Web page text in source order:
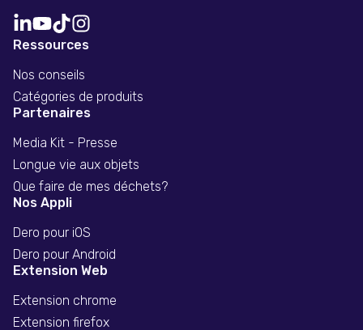
Ressources
Nos conseils
Catégories de produits
Partenaires
Media Kit - Presse
Longue vie aux objets
Que faire de mes déchets?
Nos Appli
Dero pour iOS
Dero pour Android
Extension Web
Extension chrome
Extension firefox